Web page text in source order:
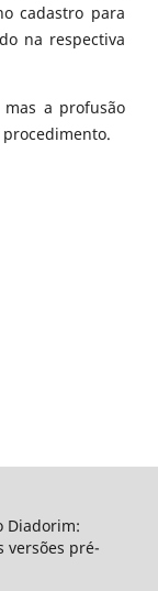
cadastro para
na respectiva
mas a profusão
Diadorim:
versões pré-